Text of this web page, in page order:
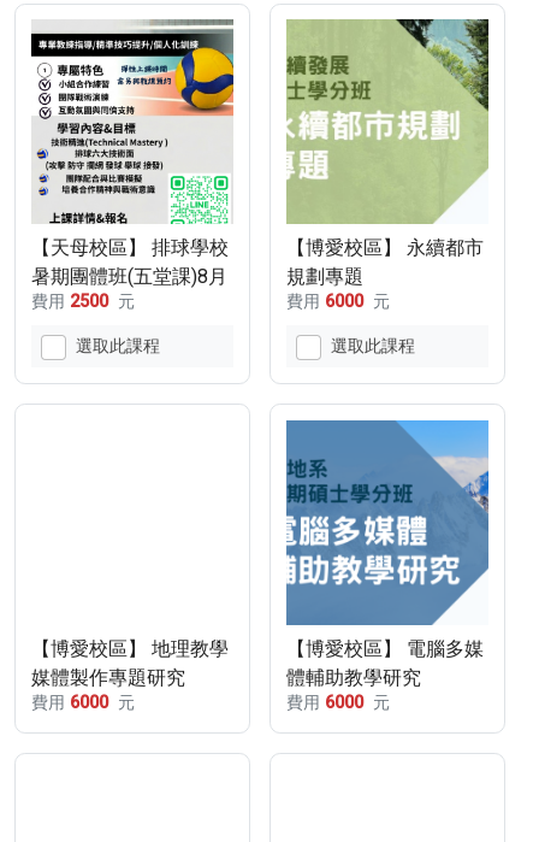
【天母校區】 排球學校
暑期團體班(五堂課)8月
7-12歲
費用 2500 元
選取此課程
【博愛校區】 永續都市
規劃專題
費用 6000 元
選取此課程
【博愛校區】 地理教學
媒體製作專題研究
費用 6000 元
【博愛校區】 電腦多媒
體輔助教學研究
費用 6000 元